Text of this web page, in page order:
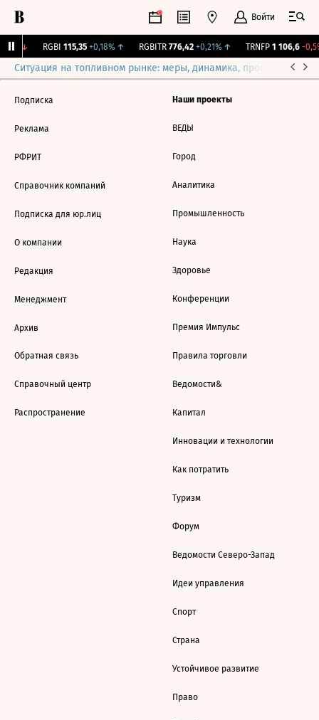
Войти
↓ RGBI 115,35 +0,18%↑ RGBITR 776,42 +0,21%↑ TRNFP 1 106,6 -
Ситуация на топливном рынке: меры, динамика, прогнозы
Подписка
Реклама
РФРИТ
Справочник компаний
Подписка для юр.лиц
О компании
Редакция
Менеджмент
Архив
Обратная связь
Справочный центр
Распространение
Наши проекты
ВЕДЫ
Город
Аналитика
Промышленность
Наука
Здоровье
Конференции
Премия Импульс
Правила торговли
Ведомости&
Капитал
Инновации и технологии
Как потратить
Туризм
Форум
Ведомости Северо-Запад
Идеи управления
Спорт
Страна
Устойчивое развитие
Право